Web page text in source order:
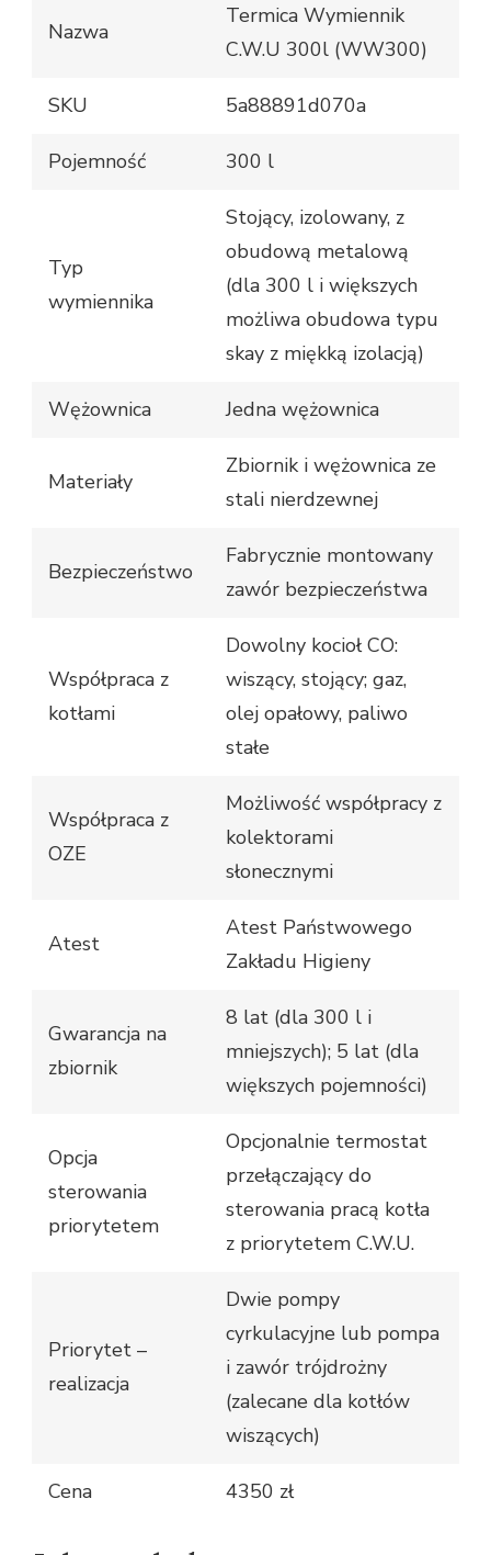
Nazwa
Termica Wymiennik
C.W.U 300l (WW300)
SKU 5a88891d070a
Pojemność 300 l
Typ
wymiennika
Stojący, izolowany, z
obudową metalową
(dla 300 l i większych
możliwa obudowa typu
skay z miękką izolacją)
Wężownica Jedna wężownica
Materiały
Zbiornik i wężownica ze
stali nierdzewnej
Bezpieczeństwo
Fabrycznie montowany
zawór bezpieczeństwa
Współpraca z
kotłami
Dowolny kocioł CO:
wiszący, stojący; gaz,
olej opałowy, paliwo
stałe
Współpraca z
OZE
Możliwość współpracy z
kolektorami
słonecznymi
Atest
Atest Państwowego
Zakładu Higieny
Gwarancja na
zbiornik
8 lat (dla 300 l i
mniejszych); 5 lat (dla
większych pojemności)
Opcja
sterowania
priorytetem
Opcjonalnie termostat
przełączający do
sterowania pracą kotła
z priorytetem C.W.U.
Priorytet –
realizacja
Dwie pompy
cyrkulacyjne lub pompa
i zawór trójdrożny
(zalecane dla kotłów
wiszących)
Cena 4350 zł